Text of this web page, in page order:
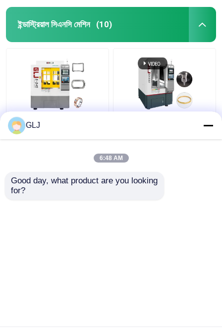
ইন্ডাস্ট্রিয়াল সিএনসি মেশিন (10)
জি 5-240 চার-স্টেশন 5-অক্ষ
মেশিন
GLJ
6:48 AM
Good day, what product are you looking
for?